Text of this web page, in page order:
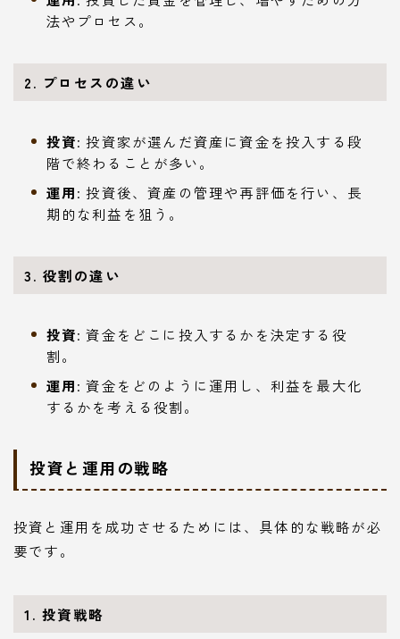
法やプロセス。
2. プロセスの違い
投資: 投資家が選んだ資産に資金を投入する段
階で終わることが多い。
運用: 投資後、資産の管理や再評価を行い、長
期的な利益を狙う。
3. 役割の違い
投資: 資金をどこに投入するかを決定する役
割。
運用: 資金をどのように運用し、利益を最大化
するかを考える役割。
投資と運用の戦略
投資と運用を成功させるためには、具体的な戦略が必
要です。
1. 投資戦略